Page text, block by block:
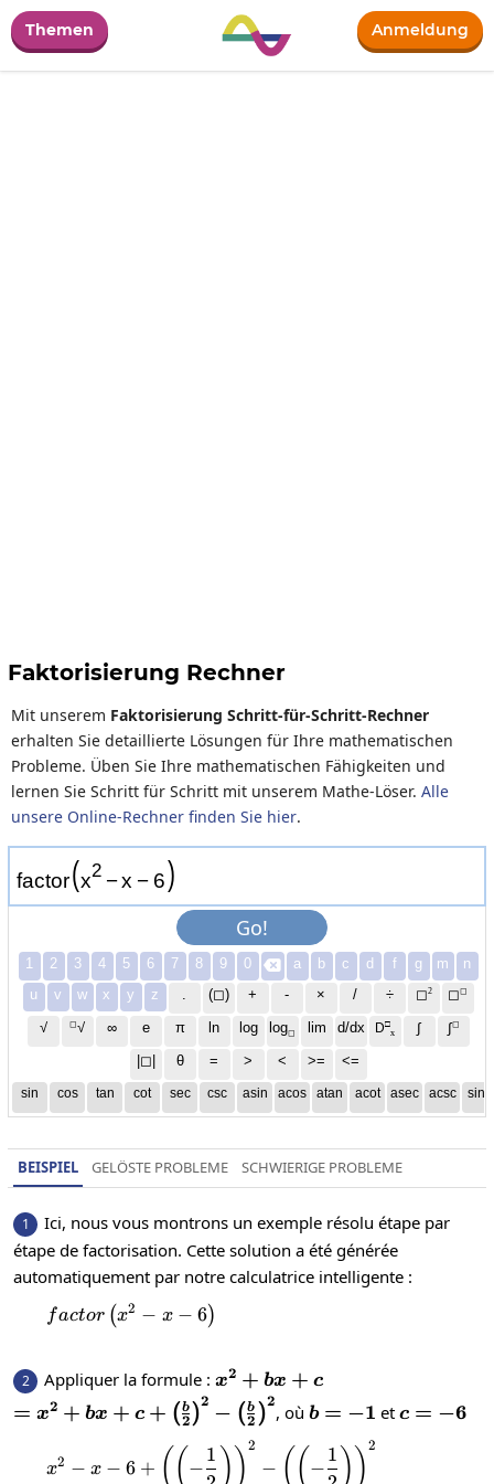
Themen Anmeldung
Faktorisierung Rechner
Mit unserem Faktorisierung Schritt-für-Schritt-Rechner
erhalten Sie detaillierte Lösungen für Ihre mathematischen
Probleme. Üben Sie Ihre mathematischen Fähigkeiten und
lernen Sie Schritt für Schritt mit unserem Mathe-Löser. Alle
unsere Online-Rechner finden Sie hier.
factor(x2 −x − 6)
Go!
1 2 3 4 5 6 7 8 9 0  a b c d f g m
n
u
v w x y z . (◻) + - × / ÷ ◻2 ◻◻
√ ◻√ ∞ e π ln log log◻ lim d/dx D□
x
∫ ∫◻
|◻| θ = > < >= <=
sin cos tan cot sec csc asin acos atan acot asec acsc sinh
BEISPIEL GELÖSTE PROBLEME SCHWIERIGE PROBLEME
1
Ici, nous vous montrons un exemple résolu étape par
étape de factorisation. Cette solution a été générée
automatiquement par notre calculatrice intelligente :
factor\left(x^2-x-6\right)
factor (x2 − x − 6)
2 Appliquer la formule : x^2+bx+c
x2 + bx + c
=x^2+bx+c+\left(\frac{b}
{2}\right)^2-\left(\frac{b}
{2}\right)^2
= x2 + bx + c + ( 2
b )
2 − ( 2
b )
2, où b=-1
b = −1 et c=-6
c = −6
x^2-x-6+{\left(\left(-
x2 − x − 6 + (( −
1 )) 2
− (( −
1 )) 2